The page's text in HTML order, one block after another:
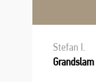
Stefan I.